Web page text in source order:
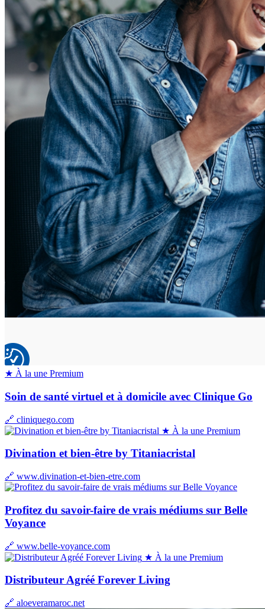
★ À la une Premium
Soin de santé virtuel et à domicile avec Clinique Go
🔗 cliniquego.com
★ À la une Premium
Divination et bien-être by Titaniacristal
🔗 www.divination-et-bien-etre.com
Profitez du savoir-faire de vrais médiums sur Belle
Voyance
🔗 www.belle-voyance.com
★ À la une Premium
Distributeur Agréé Forever Living
🔗 aloeveramaroc.net